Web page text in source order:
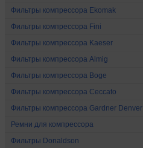
Фильтры компрессора Ekomak
Фильтры компрессора Fini
Фильтры компрессора Kaeser
Фильтры компрессора Almig
Фильтры компрессора Boge
Фильтры компрессора Ceccato
Фильтры компрессора Gardner Denver
Ремни для компрессора
Фильтры Donaldson